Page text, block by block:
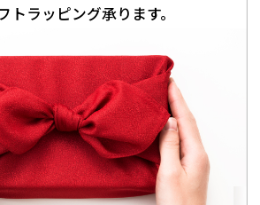
トラッピング承ります。